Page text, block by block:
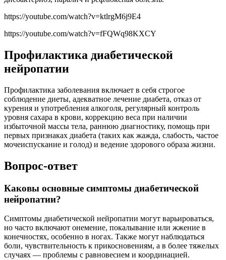
https://youtube.com/watch?v=ktlrgM6j9E4
https://youtube.com/watch?v=fFQWq98KXCY
Профилактика диабетической
нейропатии
Профилактика заболевания включает в себя строгое
соблюдение диеты, адекватное лечение диабета, отказ от
курения и употребления алкоголя, регулярный контроль
уровня сахара в крови, коррекцию веса при наличии
избыточной массы тела, раннюю диагностику, помощь при
первых признаках диабета (таких как жажда, слабость, частое
мочеиспускание и голод) и ведение здорового образа жизни.
Вопрос-ответ
Каковы основные симптомы диабетической
нейропатии?
Симптомы диабетической нейропатии могут варьироваться,
но часто включают онемение, покалывание или жжение в
конечностях, особенно в ногах. Также могут наблюдаться
боли, чувствительность к прикосновениям, а в более тяжелых
случаях — проблемы с равновесием и координацией.